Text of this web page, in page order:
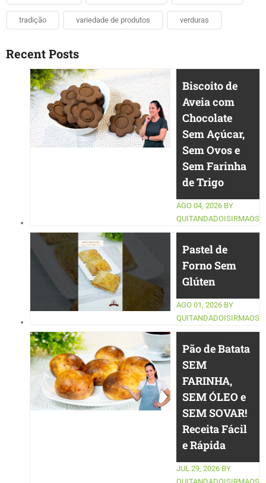
tradição variedade de produtos verduras
Recent Posts
Biscoito de
Aveia com
Chocolate
Sem Açúcar,
Sem Ovos e
Sem Farinha
de Trigo
AGO 04, 2026 BY
QUITANDADOISIRMAOS
Pastel de
Forno Sem
Glúten
AGO 01, 2026 BY
QUITANDADOISIRMAOS
Pão de Batata
SEM
FARINHA,
SEM ÓLEO e
SEM SOVAR!
Receita Fácil
e Rápida
JUL 29, 2026 BY